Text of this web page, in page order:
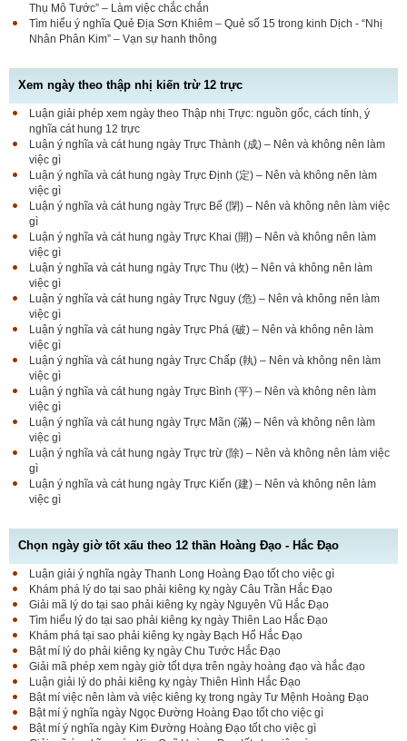
Thụ Mô Tước” – Làm việc chắc chắn
Tìm hiểu ý nghĩa Quẻ Địa Sơn Khiêm – Quẻ số 15 trong kinh Dịch - “Nhị
Nhân Phân Kim” – Vạn sự hanh thông
Xem ngày theo thập nhị kiến trừ 12 trực
Luận giải phép xem ngày theo Thập nhị Trực: nguồn gốc, cách tính, ý
nghĩa cát hung 12 trực
Luận ý nghĩa và cát hung ngày Trực Thành (成) – Nên và không nên làm
việc gì
Luận ý nghĩa và cát hung ngày Trực Định (定) – Nên và không nên làm
việc gì
Luận ý nghĩa và cát hung ngày Trực Bế (閉) – Nên và không nên làm việc
gì
Luận ý nghĩa và cát hung ngày Trực Khai (開) – Nên và không nên làm
việc gì
Luận ý nghĩa và cát hung ngày Trực Thu (收) – Nên và không nên làm
việc gì
Luận ý nghĩa và cát hung ngày Trực Nguy (危) – Nên và không nên làm
việc gì
Luận ý nghĩa và cát hung ngày Trực Phá (破) – Nên và không nên làm
việc gì
Luận ý nghĩa và cát hung ngày Trực Chấp (執) – Nên và không nên làm
việc gì
Luận ý nghĩa và cát hung ngày Trực Bình (平) – Nên và không nên làm
việc gì
Luận ý nghĩa và cát hung ngày Trực Mãn (滿) – Nên và không nên làm
việc gì
Luận ý nghĩa và cát hung ngày Trực trừ (除) – Nên và không nên làm việc
gì
Luận ý nghĩa và cát hung ngày Trực Kiến (建) – Nên và không nên làm
việc gì
Chọn ngày giờ tốt xấu theo 12 thần Hoàng Đạo - Hắc Đạo
Luận giải ý nghĩa ngày Thanh Long Hoàng Đạo tốt cho việc gì
Khám phá lý do tại sao phải kiêng kỵ ngày Câu Trần Hắc Đạo
Giải mã lý do tại sao phải kiêng kỵ ngày Nguyên Vũ Hắc Đạo
Tìm hiểu lý do tại sao phải kiêng kỵ ngày Thiên Lao Hắc Đạo
Khám phá tại sao phải kiêng kỵ ngày Bạch Hổ Hắc Đạo
Bật mí lý do phải kiêng kỵ ngày Chu Tước Hắc Đạo
Giải mã phép xem ngày giờ tốt dựa trên ngày hoàng đạo và hắc đạo
Luận giải lý do phải kiêng kỵ ngày Thiên Hình Hắc Đạo
Bật mí việc nên làm và việc kiêng kỵ trong ngày Tư Mệnh Hoàng Đạo
Bật mí ý nghĩa ngày Ngọc Đường Hoàng Đạo tốt cho việc gì
Bật mí ý nghĩa ngày Kim Đường Hoàng Đạo tốt cho việc gì
Luận bàn Sao Phòng tốt hay xấu – Tính chất và ý
nghĩa Phòng Nhật Thố
Bật mí Sao Đê tốt hay xấu – Tính chất và ý nghĩa
Đê Thổ Lạc
Giải mã Sao Cang tốt hay xấu – Tính chất và ý